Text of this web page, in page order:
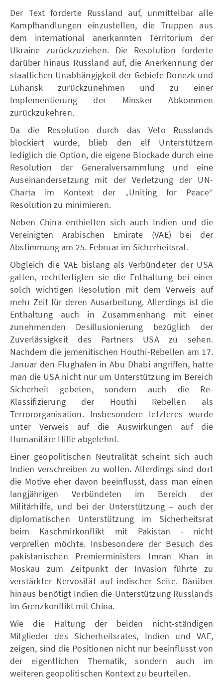
Der Text forderte Russland auf, unmittelbar alle
Kampfhandlungen einzustellen, die Truppen aus
dem international anerkannten Territorium der
Ukraine zurückzuziehen. Die Resolution forderte
darüber hinaus Russland auf, die Anerkennung der
staatlichen Unabhängigkeit der Gebiete Donezk und
Luhansk zurückzunehmen und zu einer
Implementierung der Minsker Abkommen
zurückzukehren.
Da die Resolution durch das Veto Russlands
blockiert wurde, blieb den elf Unterstützern
lediglich die Option, die eigene Blockade durch eine
Resolution der Generalversammlung und eine
Auseinandersetzung mit der Verletzung der UN-
Charta im Kontext der „Uniting for Peace“
Resolution zu minimieren.
Neben China enthielten sich auch Indien und die
Vereinigten Arabischen Emirate (VAE) bei der
Abstimmung am 25. Februar im Sicherheitsrat.
Obgleich die VAE bislang als Verbündeter der USA
galten, rechtfertigten sie die Enthaltung bei einer
solch wichtigen Resolution mit dem Verweis auf
mehr Zeit für deren Ausarbeitung. Allerdings ist die
Enthaltung auch in Zusammenhang mit einer
zunehmenden Desillusionierung bezüglich der
Zuverlässigkeit des Partners USA zu sehen.
Nachdem die jemenitischen Houthi-Rebellen am 17.
Januar den Flughafen in Abu Dhabi angriffen, hatte
man die USA nicht nur um Unterstützung im Bereich
Sicherheit gebeten, sondern auch die Re-
Klassifizierung der Houthi Rebellen als
Terrororganisation. Insbesondere letzteres wurde
unter Verweis auf die Auswirkungen auf die
Humanitäre Hilfe abgelehnt.
Einer geopolitischen Neutralität scheint sich auch
Indien verschreiben zu wollen. Allerdings sind dort
die Motive eher davon beeinflusst, dass man einen
langjährigen Verbündeten im Bereich der
Militärhilfe, und bei der Unterstützung – auch der
diplomatischen Unterstützung im Sicherheitsrat
beim Kaschmirkonflikt mit Pakistan - nicht
verprellen möchte. Insbesondere der Besuch des
pakistanischen Premierministers Imran Khan in
Moskau zum Zeitpunkt der Invasion führte zu
verstärkter Nervosität auf indischer Seite. Darüber
hinaus benötigt Indien die Unterstützung Russlands
im Grenzkonflikt mit China.
Wie die Haltung der beiden nicht-ständigen
Mitglieder des Sicherheitsrates, Indien und VAE,
zeigen, sind die Positionen nicht nur beeinflusst von
der eigentlichen Thematik, sondern auch im
weiteren geopolitischen Kontext zu beurteilen.